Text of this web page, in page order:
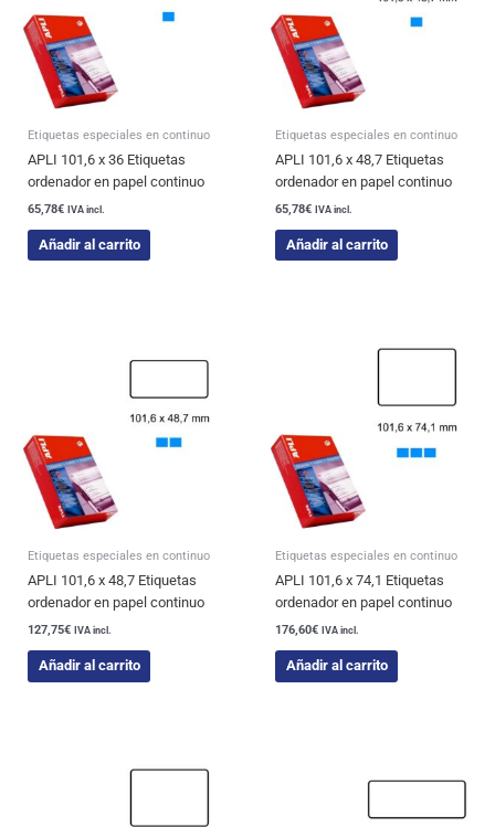
Etiquetas especiales en continuo
APLI 101,6 x 36 Etiquetas
ordenador en papel continuo
65,78€ IVA incl.
Añadir al carrito
Etiquetas especiales en continuo
APLI 101,6 x 48,7 Etiquetas
ordenador en papel continuo
65,78€ IVA incl.
Añadir al carrito
Etiquetas especiales en continuo
APLI 101,6 x 48,7 Etiquetas
ordenador en papel continuo
127,75€ IVA incl.
Añadir al carrito
Etiquetas especiales en continuo
APLI 101,6 x 74,1 Etiquetas
ordenador en papel continuo
176,60€ IVA incl.
Añadir al carrito